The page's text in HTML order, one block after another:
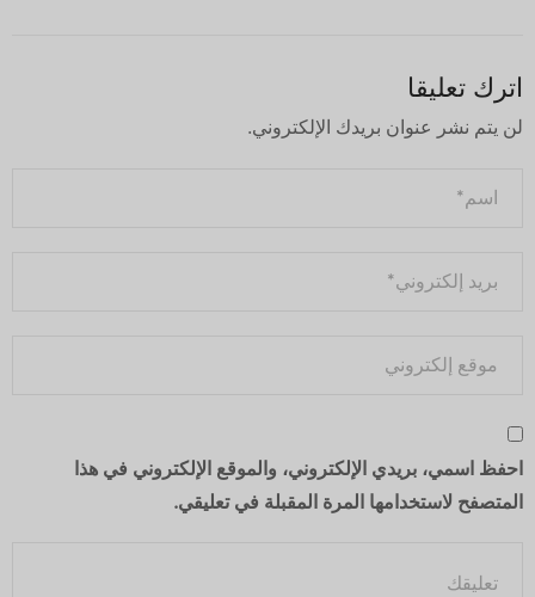
اترك تعليقا
لن يتم نشر عنوان بريدك الإلكتروني.
احفظ اسمي، بريدي الإلكتروني، والموقع الإلكتروني في هذا
المتصفح لاستخدامها المرة المقبلة في تعليقي.